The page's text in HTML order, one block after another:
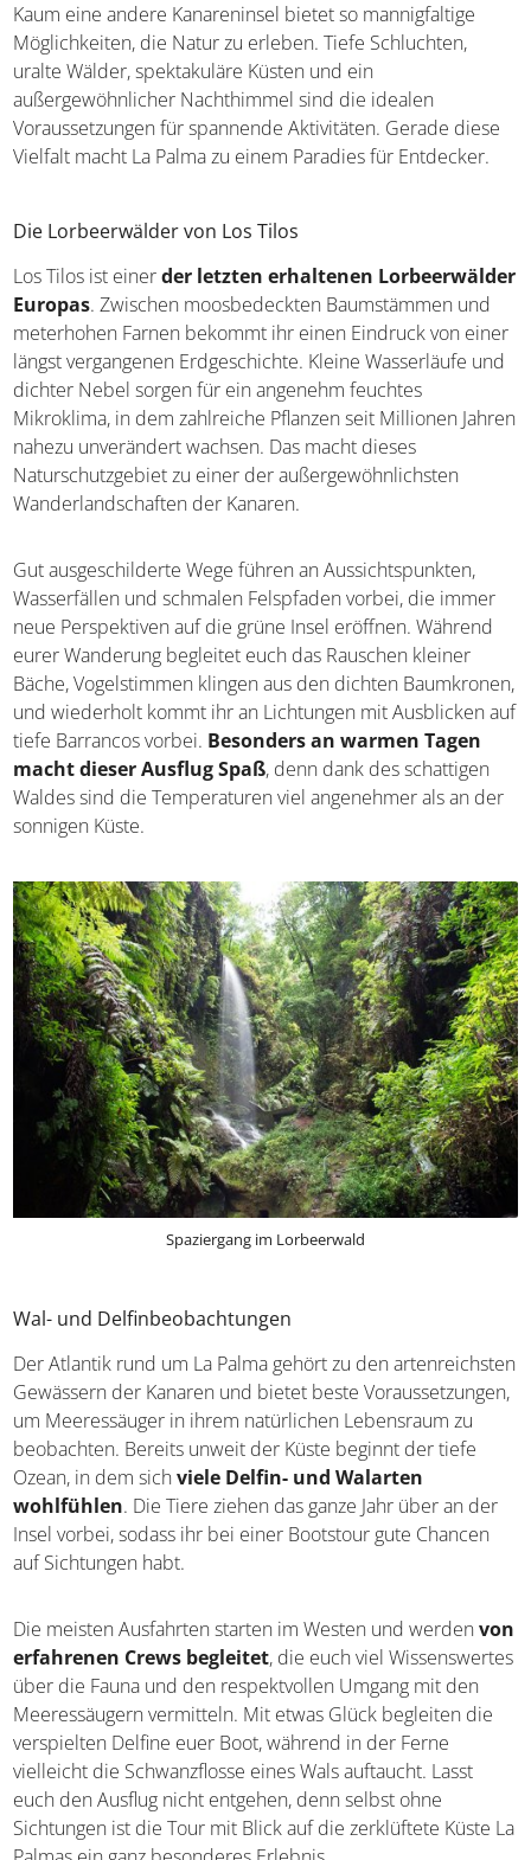
Kaum eine andere Kanareninsel bietet so mannigfaltige
Möglichkeiten, die Natur zu erleben. Tiefe Schluchten,
uralte Wälder, spektakuläre Küsten und ein
außergewöhnlicher Nachthimmel sind die idealen
Voraussetzungen für spannende Aktivitäten. Gerade diese
Vielfalt macht La Palma zu einem Paradies für Entdecker.
Die Lorbeerwälder von Los Tilos
Los Tilos ist einerder letzten erhaltenen Lorbeerwälder
Europas. Zwischen moosbedeckten Baumstämmen und
meterhohen Farnen bekommt ihr einen Eindruck von einer
längst vergangenen Erdgeschichte. Kleine Wasserläufe und
dichter Nebel sorgen für ein angenehm feuchtes
Mikroklima, in dem zahlreiche Pflanzen seit Millionen Jahren
nahezu unverändert wachsen. Das macht dieses
Naturschutzgebiet zu einer der außergewöhnlichsten
Wanderlandschaften der Kanaren.
Gut ausgeschilderte Wege führen an Aussichtspunkten,
Wasserfällen und schmalen Felspfaden vorbei, die immer
neue Perspektiven auf die grüne Insel eröffnen. Während
eurer Wanderung begleitet euch das Rauschen kleiner
Bäche, Vogelstimmen klingen aus den dichten Baumkronen,
und wiederholt kommt ihr an Lichtungen mit Ausblicken auf
tiefe Barrancos vorbei. Besonders an warmen Tagen
macht dieser Ausflug Spaß, denn dank des schattigen
Waldes sind die Temperaturen viel angenehmer als an der
sonnigen Küste.
Spaziergang im Lorbeerwald
Wal- und Delfinbeobachtungen
Der Atlantik rund um La Palma gehört zu den artenreichsten
Gewässern der Kanaren und bietet beste Voraussetzungen,
um Meeressäuger in ihrem natürlichen Lebensraum zu
beobachten. Bereits unweit der Küste beginnt der tiefe
Ozean, in dem sichviele Delfin- und Walarten
wohlfühlen. Die Tiere ziehen das ganze Jahr über an der
Insel vorbei, sodass ihr bei einer Bootstour gute Chancen
auf Sichtungen habt.
Die meisten Ausfahrten starten im Westen und werdenvon
erfahrenen Crews begleitet, die euch viel Wissenswertes
über die Fauna und den respektvollen Umgang mit den
Meeressäugern vermitteln. Mit etwas Glück begleiten die
verspielten Delfine euer Boot, während in der Ferne
vielleicht die Schwanzflosse eines Wals auftaucht. Lasst
euch den Ausflug nicht entgehen, denn selbst ohne
Sichtungen ist die Tour mit Blick auf die zerklüftete Küste La